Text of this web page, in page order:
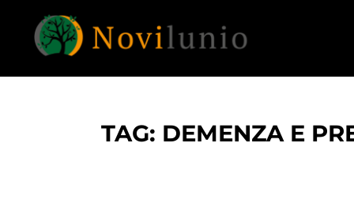
content
NOVILUNIO
Un aiuto con concreto dopo la diagnosi di
TAG: DEMENZA E